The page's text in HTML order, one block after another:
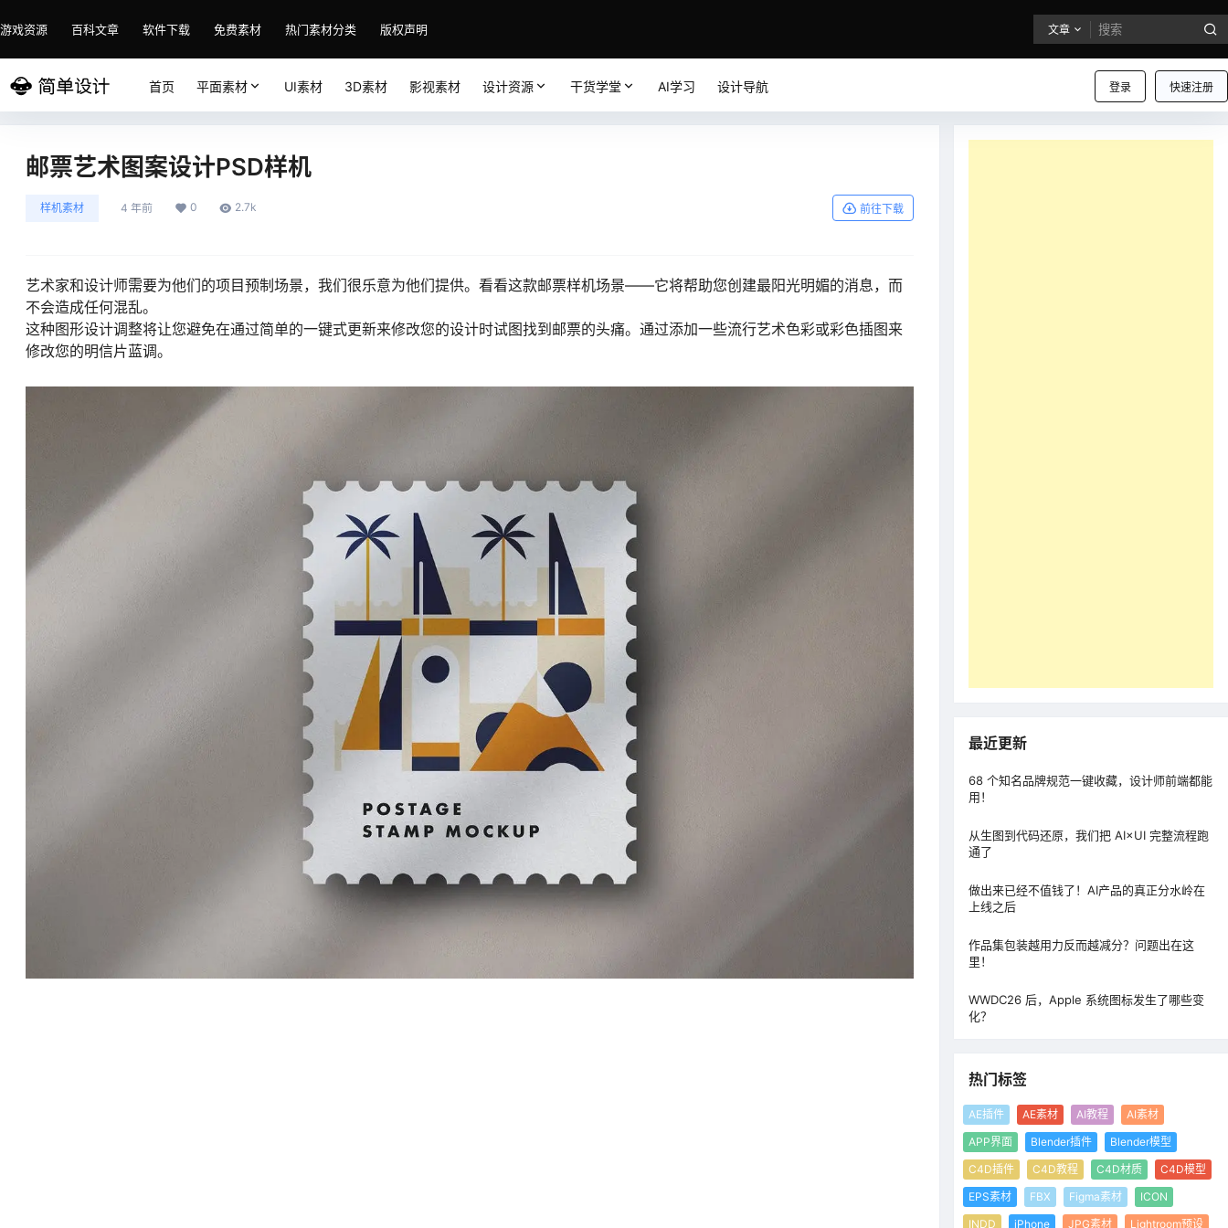
游戏资源 百科文章 软件下载 免费素材 热门素材分类 版权声明 文章
登录 快速注册
首页 平面素材 UI素材 3D素材 影视素材 设计资源 干货学堂 AI学习 设计导航
邮票艺术图案设计PSD样机
样机素材 4 年前 0 2.7k 前往下载
艺术家和设计师需要为他们的项目预制场景，我们很乐意为他们提供。看看这款邮票样机场景——它将帮助您创建最阳光明媚的消息，而
不会造成任何混乱。
这种图形设计调整将让您避免在通过简单的一键式更新来修改您的设计时试图找到邮票的头痛。通过添加一些流行艺术色彩或彩色插图来
修改您的明信片蓝调。
最近更新
68 个知名品牌规范一键收藏，设计师前端都能
用！
从生图到代码还原，我们把 AI×UI 完整流程跑
通了
做出来已经不值钱了！AI产品的真正分水岭在
上线之后
作品集包装越用力反而越减分？问题出在这
里！
WWDC26 后，Apple 系统图标发生了哪些变
化？
热门标签
AE插件 AE素材 AI教程
AI素材
APP界面
Blender插件
Blender模型
C4D插件
C4D教程 C4D材质
C4D模型
EPS素材
FBX Figma素材
ICON
INDD
iPhone JPG素材 Lightroom预设